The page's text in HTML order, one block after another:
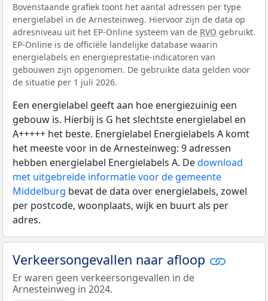
Bovenstaande grafiek toont het aantal adressen per type
energielabel in de Arnesteinweg. Hiervoor zijn de data op
adresniveau uit het EP-Online systeem van de RVO gebruikt.
EP-Online is de officiële landelijke database waarin
energielabels en energieprestatie-indicatoren van
gebouwen zijn opgenomen. De gebruikte data gelden voor
de situatie per 1 juli 2026.
Een energielabel geeft aan hoe energiezuinig een
gebouw is. Hierbij is G het slechtste energielabel en
A+++++ het beste. Energielabel Energielabels A komt
het meeste voor in de Arnesteinweg: 9 adressen
hebben energielabel Energielabels A. Dedownload
met uitgebreide informatie voor de gemeente
Middelburg bevat de data over energielabels, zowel
per postcode, woonplaats, wijk en buurt als per
adres.
Verkeersongevallen naar afloop
Er waren geen verkeersongevallen in de
Arnesteinweg in 2024.